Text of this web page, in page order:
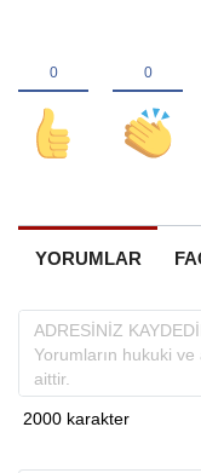
YORUMLAR